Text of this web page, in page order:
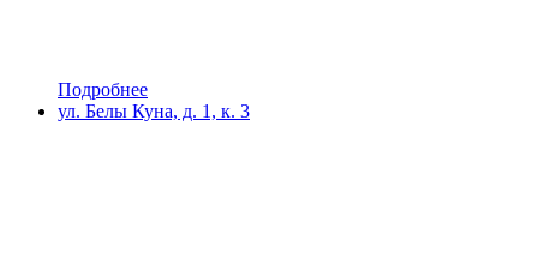
Подробнее
ул. Белы Куна, д. 1, к. 3